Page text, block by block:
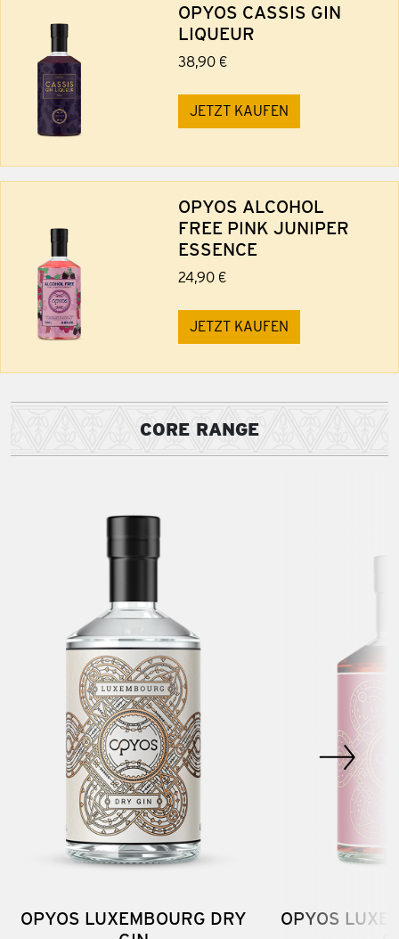
OPYOS CASSIS GIN
LIQUEUR
38,90 €
JETZT KAUFEN
OPYOS ALCOHOL
FREE PINK JUNIPER
ESSENCE
24,90 €
JETZT KAUFEN
CORE RANGE
OPYOS LUXEMBOURG DRY
OPYOS